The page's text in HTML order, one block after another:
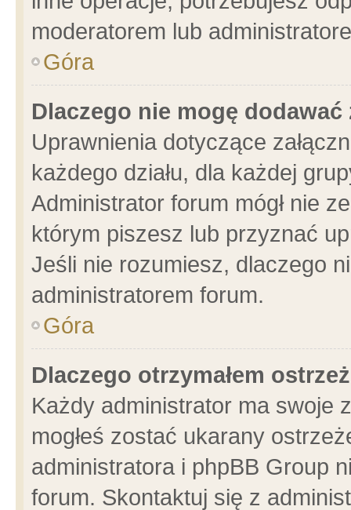
moderatorem lub
Góra
Dlaczego nie mogę dodawać
Uprawnienia dotyczące
każdego działu, dla każdej
Administrator forum mógł nie
którym piszesz lub przyznać
Jeśli nie rozumiesz, dlaczego
administratorem forum.
Góra
Dlaczego otrzymałem
Każdy administrator ma swoje
mogłeś zostać ukarany
administratora i phpBB Group
forum. Skontaktuj się z